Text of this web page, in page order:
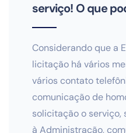
serviço! O que
Considerando que a
licitação há vários
vários contato
comunicação de
solicitação o serviço,
à Administração,